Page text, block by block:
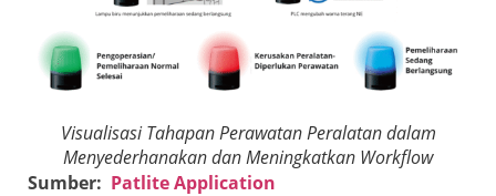
Visualisasi Tahapan Perawatan Peralatan dalam
Menyederhanakan dan Meningkatkan Workflow
Sumber: Patlite Application